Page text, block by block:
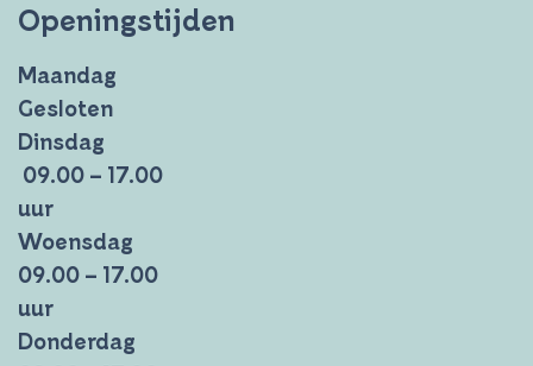
Openingstijden
Maandag
Gesloten
Dinsdag
09.00 – 17.00
uur
Woensdag
09.00 – 17.00
uur
Donderdag